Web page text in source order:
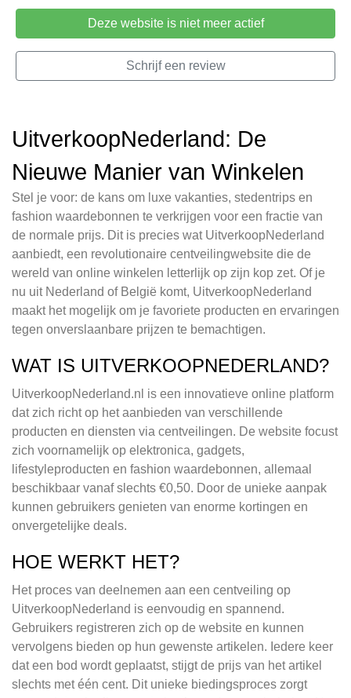
Deze website is niet meer actief
Schrijf een review
UitverkoopNederland: De
Nieuwe Manier van Winkelen
Stel je voor: de kans om luxe vakanties, stedentrips en
fashion waardebonnen te verkrijgen voor een fractie van
de normale prijs. Dit is precies wat UitverkoopNederland
aanbiedt, een revolutionaire centveilingwebsite die de
wereld van online winkelen letterlijk op zijn kop zet. Of je
nu uit Nederland of België komt, UitverkoopNederland
maakt het mogelijk om je favoriete producten en ervaringen
tegen onverslaanbare prijzen te bemachtigen.
WAT IS UITVERKOOPNEDERLAND?
UitverkoopNederland.nl is een innovatieve online platform
dat zich richt op het aanbieden van verschillende
producten en diensten via centveilingen. De website focust
zich voornamelijk op elektronica, gadgets,
lifestyleproducten en fashion waardebonnen, allemaal
beschikbaar vanaf slechts €0,50. Door de unieke aanpak
kunnen gebruikers genieten van enorme kortingen en
onvergetelijke deals.
HOE WERKT HET?
Het proces van deelnemen aan een centveiling op
UitverkoopNederland is eenvoudig en spannend.
Gebruikers registreren zich op de website en kunnen
vervolgens bieden op hun gewenste artikelen. Iedere keer
dat een bod wordt geplaatst, stijgt de prijs van het artikel
slechts met één cent. Dit unieke biedingsproces zorgt